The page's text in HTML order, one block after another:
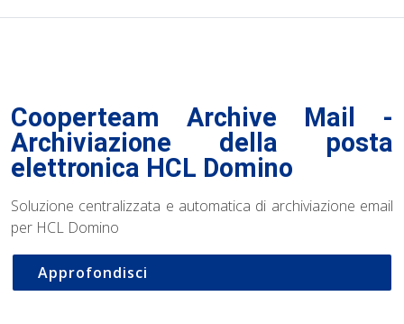
Cooperteam Archive Mail -
Archiviazione della posta
elettronica HCL Domino
Soluzione centralizzata e automatica di archiviazione email
per HCL Domino
Approfondisci